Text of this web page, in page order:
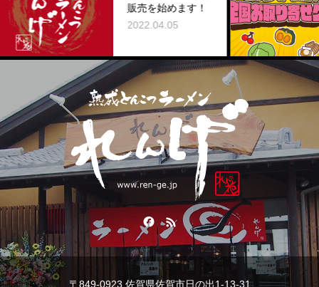
販売を始めます！
2022.04.05
〒849-0923 佐賀県佐賀市日の出1-13-31